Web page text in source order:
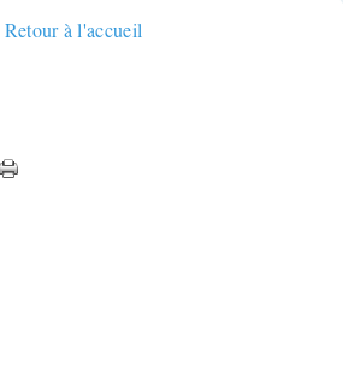
Retour à l'accueil